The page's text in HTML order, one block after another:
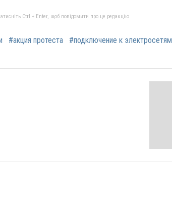
Ctrl + Enter, щоб повідомити про це редакцію
#акция протеста #подключение к электросетям